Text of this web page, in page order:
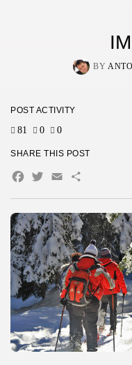
BY
POST ACTIVITY
81 0 0
SHARE THIS POST
Facebook
Twitter
Email